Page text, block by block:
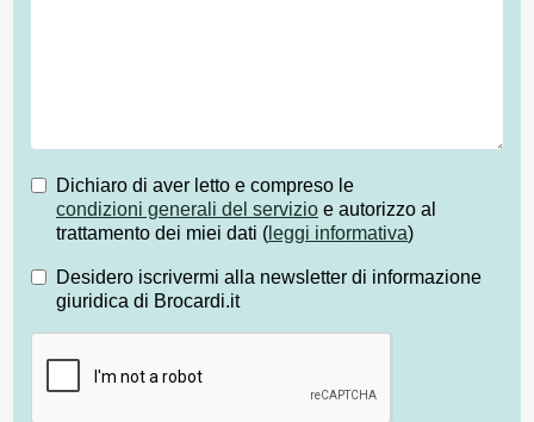
Dichiaro di aver letto e compreso le
condizioni generali del servizio e autorizzo al
trattamento dei miei dati ( leggi informativa)
Desidero iscrivermi alla newsletter di informazione
giuridica di Brocardi.it